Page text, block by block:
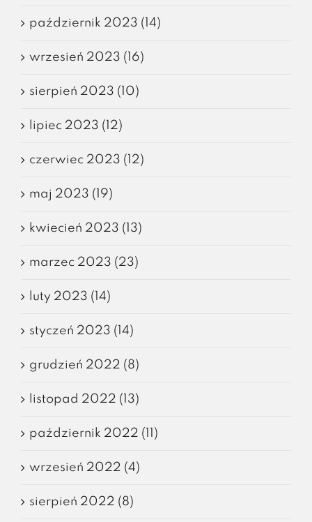
październik 2023 (14)
wrzesień 2023 (16)
sierpień 2023 (10)
lipiec 2023 (12)
czerwiec 2023 (12)
maj 2023 (19)
kwiecień 2023 (13)
marzec 2023 (23)
luty 2023 (14)
styczeń 2023 (14)
grudzień 2022 (8)
listopad 2022 (13)
październik 2022 (11)
wrzesień 2022 (4)
sierpień 2022 (8)